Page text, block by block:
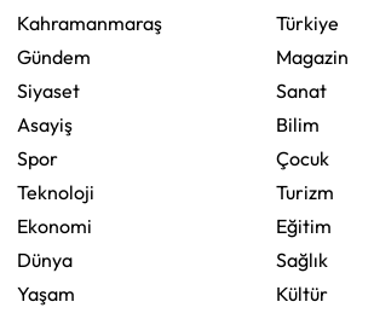
Kahramanmaraş
Gündem
Siyaset
Asayiş
Spor
Teknoloji
Ekonomi
Dünya
Yaşam
Türkiye
Magazin
Sanat
Bilim
Çocuk
Turizm
Eğitim
Sağlık
Kültür